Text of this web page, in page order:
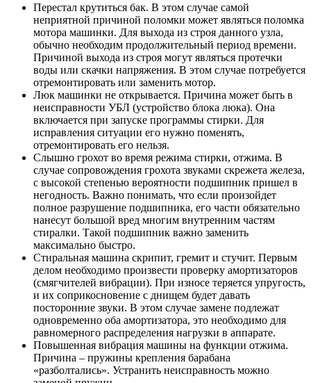
Перестал крутиться бак. В этом случае самой
неприятной причиной поломки может являться поломка
мотора машинки. Для выхода из строя данного узла,
обычно необходим продолжительный период времени.
Причиной выхода из строя могут являться протечки
воды или скачки напряжения. В этом случае потребуется
отремонтировать или заменить мотор.
Люк машинки не открывается. Причина может быть в
неисправности УБЛ (устройство блока люка). Она
включается при запуске программы стирки. Для
исправления ситуации его нужно поменять,
отремонтировать его нельзя.
Слышно грохот во время режима стирки, отжима. В
случае сопровождения грохота звуками скрежета железа,
с высокой степенью вероятности подшипник пришел в
негодность. Важно понимать, что если произойдет
полное разрушение подшипника, его части обязательно
нанесут большой вред многим внутренним частям
стиралки. Такой подшипник важно заменить
максимально быстро.
Стиральная машина скрипит, гремит и стучит. Первым
делом необходимо произвести проверку амортизаторов
(смягчителей вибрации). При износе теряется упругость,
и их соприкосновение с днищем будет давать
посторонние звуки. В этом случае замене подлежат
одновременно оба амортизатора, это необходимо для
равномерного распределения нагрузки в аппарате.
Повышенная вибрация машины на функции отжима.
Причина – пружины крепления барабана
«разболтались». Устранить неисправность можно